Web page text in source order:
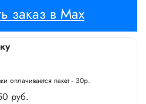
заказ в Max
оплачивается пакет - 30р.
руб.